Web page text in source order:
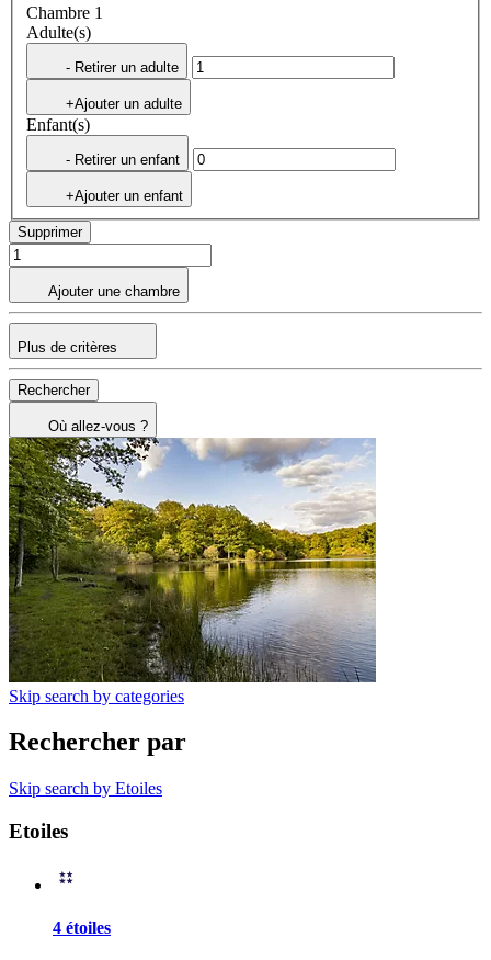
Chambre 1
Adulte(s)
- Retirer un adulte
+Ajouter un adulte
Enfant(s)
- Retirer un enfant
+Ajouter un enfant
Supprimer
Ajouter une chambre
Plus de critères
Rechercher
Où allez-vous ?
Skip search by categories
Rechercher par
Skip search by Etoiles
Etoiles
4 étoiles